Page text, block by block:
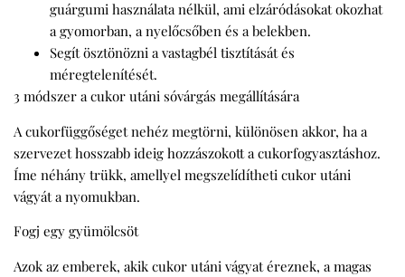
guárgumi használata nélkül, ami elzáródásokat okozhat
a gyomorban, a nyelőcsőben és a belekben.
Segít ösztönözni a vastagbél tisztítását és
méregtelenítését.
3 módszer a cukor utáni sóvárgás megállítására
A cukorfüggőséget nehéz megtörni, különösen akkor, ha a
szervezet hosszabb ideig hozzászokott a cukorfogyasztáshoz.
Íme néhány trükk, amellyel megszelídítheti cukor utáni
vágyát a nyomukban.
Fogj egy gyümölcsöt
Azok az emberek, akik cukor utáni vágyat éreznek, a magas